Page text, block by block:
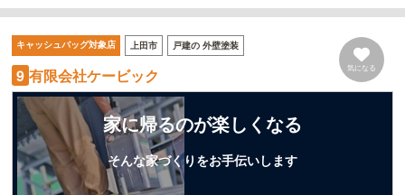
ームを終えて、新しくなった屋根に大満足です。 皆様にきれいになったねの
言葉がとても嬉しいです。
キャッシュバッグ対象店 上田市 戸建の 外壁塗装
9 有限会社ケービック 気になる
家に帰るのが楽しくなる
そんな家づくりをお手伝いします